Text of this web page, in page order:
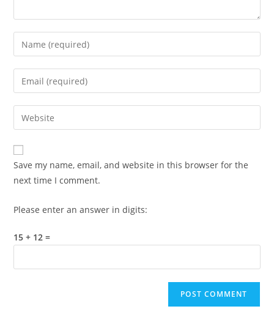
Enter
your
name
comment
Enter
your
email
address
comment
Enter
your
website
URL
(optional)
Save my name, email, and website in this browser for the
next time I comment.
Please enter an answer in digits:
15 + 12 =